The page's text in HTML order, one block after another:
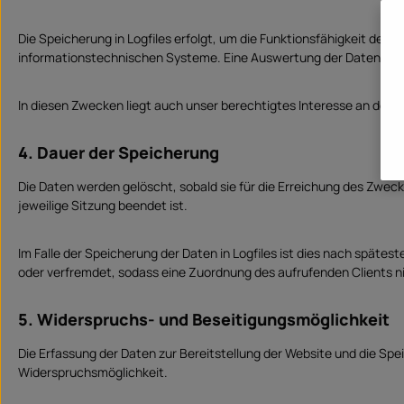
Die Speicherung in Logfiles erfolgt, um die Funktionsfähigkeit der
informationstechnischen Systeme. Eine Auswertung der Daten
In diesen Zwecken liegt auch unser berechtigtes Interesse an der
4. Dauer der Speicherung
Die Daten werden gelöscht, sobald sie für die Erreichung des
jeweilige Sitzung beendet ist.
Im Falle der Speicherung der Daten in Logfiles ist dies nach
oder verfremdet, sodass eine Zuordnung des aufrufenden Clients
5. Widerspruchs- und Beseitigungsmöglichkeit
Die Erfassung der Daten zur Bereitstellung der Website und die
Widerspruchsmöglichkeit.